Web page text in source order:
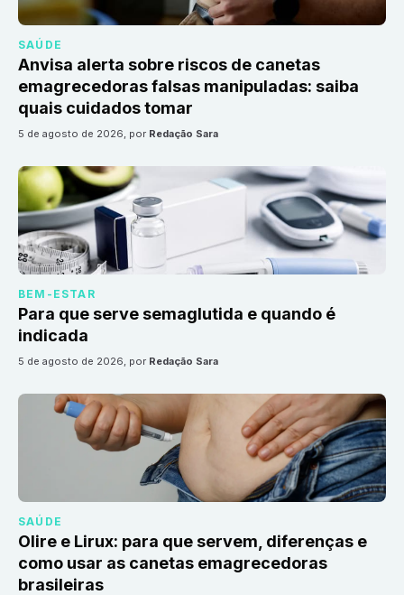
SAÚDE
Anvisa alerta sobre riscos de canetas
emagrecedoras falsas manipuladas: saiba
quais cuidados tomar
5 de agosto de 2026, por Redação Sara
BEM-ESTAR
Para que serve semaglutida e quando é
indicada
5 de agosto de 2026, por Redação Sara
SAÚDE
Olire e Lirux: para que servem, diferenças e
como usar as canetas emagrecedoras
brasileiras